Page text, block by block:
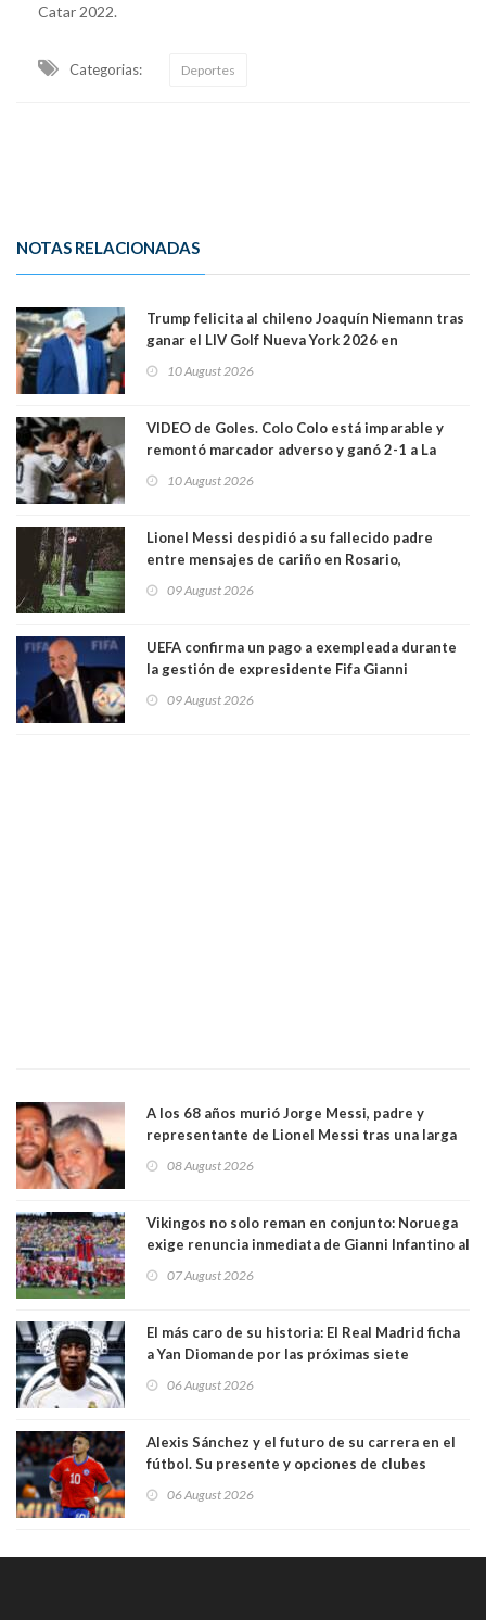
Catar 2022.
Categorias: Deportes
NOTAS RELACIONADAS
Trump felicita al chileno Joaquín Niemann tras
ganar el LIV Golf Nueva York 2026 en
10 August 2026
VIDEO de Goles. Colo Colo está imparable y
remontó marcador adverso y ganó 2-1 a La
Palestino también 2-1. VIDEOS
10 August 2026
Lionel Messi despidió a su fallecido padre
entre mensajes de cariño en Rosario,
09 August 2026
UEFA confirma un pago a exempleada durante
la gestión de expresidente Fifa Gianni
relación sentimental
09 August 2026
A los 68 años murió Jorge Messi, padre y
representante de Lionel Messi tras una larga
08 August 2026
Vikingos no solo reman en conjunto: Noruega
exige renuncia inmediata de Gianni Infantino al
07 August 2026
El más caro de su historia: El Real Madrid ficha
a Yan Diomande por las próximas siete
06 August 2026
Alexis Sánchez y el futuro de su carrera en el
fútbol. Su presente y opciones de clubes
06 August 2026